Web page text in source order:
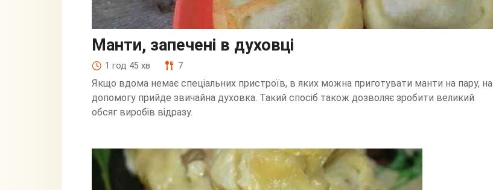
Манти, запечені в духовці
1 год 45 хв 7
Якщо вдома немає спеціальних пристроїв, в яких можна приготувати манти на пару, на
допомогу прийде звичайна духовка. Такий спосіб також дозволяє зробити великий
обсяг виробів відразу.